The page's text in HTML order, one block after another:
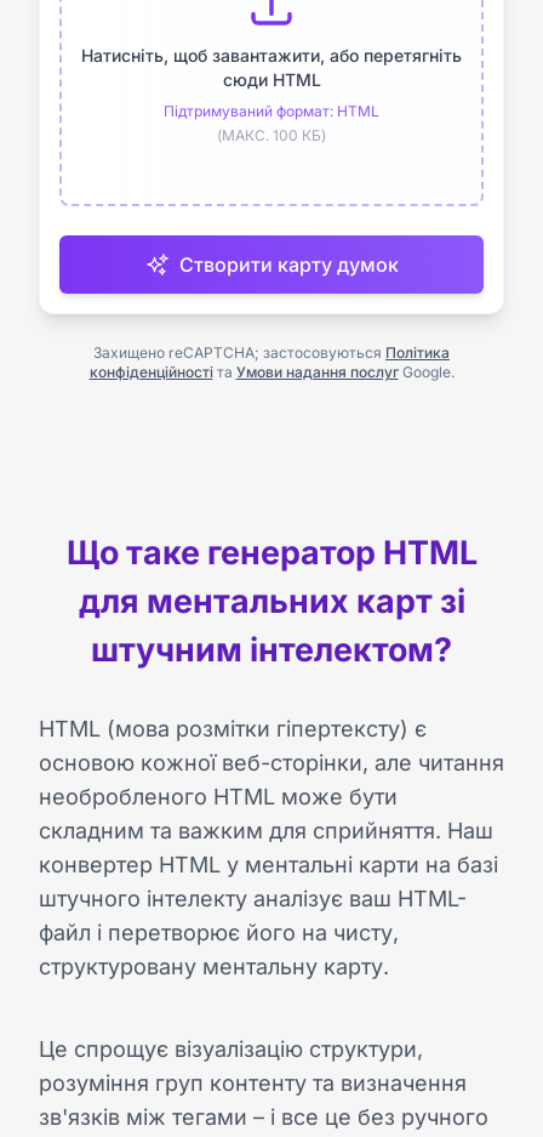
Натисніть, щоб завантажити, або перетягніть
сюди HTML
Підтримуваний формат: HTML
(МАКС. 100 КБ)
Створити карту думок
Захищено reCAPTCHA; застосовуються Політика
конфіденційностіта Умови надання послугGoogle.
Що таке генератор HTML
для ментальних карт зі
штучним інтелектом?
HTML (мова розмітки гіпертексту) є
основою кожної веб-сторінки, але читання
необробленого HTML може бути
складним та важким для сприйняття. Наш
конвертер HTML у ментальні карти на базі
штучного інтелекту аналізує ваш HTML-
файл і перетворює його на чисту,
структуровану ментальну карту.
Це спрощує візуалізацію структури,
розуміння груп контенту та визначення
зв'язків між тегами – і все це без ручного